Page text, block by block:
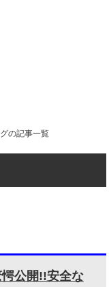
グの記事一覧
公開!!安全な